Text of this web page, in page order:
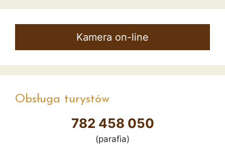
Kamera on-line
Obsługa turystów
782 458 050
(parafia)